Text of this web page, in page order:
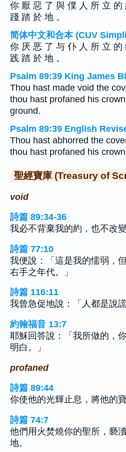
你 厭 惡 了 與 僕 人 所 立
踐 踏 於 地 。
简体中文和合本 (CUV
你 厌 恶 了 与 仆 人 所 立
践 踏 於 地 。
Psalm 89:39 King James
Thou hast made void the
thou hast profaned his crown
ground.
Psalm 89:39 English
Thou hast abhorred the
thou hast profaned his
聖經寶庫 (Treasury of
void
詩篇 89:34-36
我必不背棄我的約，也不改
詩篇 77:10
我便說：「這是我的懦弱，
右手之年代。」
詩篇 116:11
我曾急促地說：「人都是說謊
約翰福音 13:7
耶穌回答說：「我所做的，
明白。」
profaned
詩篇 89:44
你使他的光輝止息，將他的
詩篇 74:7
他們用火焚燒你的聖所，褻
地。